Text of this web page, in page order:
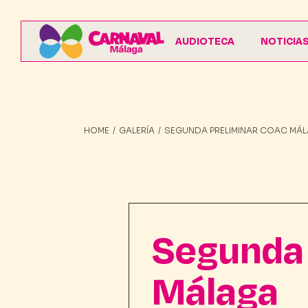
AUDIOTECA
HOME GALERÍA SEGUNDA PRELIMINAR COAC
Málaga